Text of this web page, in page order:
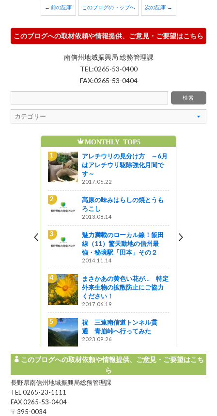
← 前の記事 このブログのトップへ 次の記事 →
このブログへの取材依頼や情報提供、ご意見・ご要望はこちら
南信州地域振興局 総務管理課
TEL:0265-53-0400
FAX:0265-53-0404
MONTHLY TOP5
アレチウリの見分け方 ～6月
はアレチウリ駆除強化月間で
す～
2017.06.22
高原の味みはらしの焼とうも
ろこし
2013.08.14
魅力満載のローカル線！飯田
線（11）驚天動地の信州最
強・秘境駅「田本」その２
2014.11.14
まさかあの黄色い花が… 特定
外来生物の拡散防止にご協力
ください！
2017.06.19
祝 三遠南信道トンネル貫
通 青崩峠へ行ってみた
2023.09.26
このブログへの取材依頼や情報提供、ご意見・ご要望はこち
ら
長野県南信州地域振興局総務管理課
TEL 0265-23-1111
FAX 0265-53-0404
〒395-0034